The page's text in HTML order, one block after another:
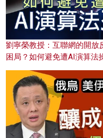
劉寧榮教授：互聯網的開放
困局？如何避免遭AI演算法